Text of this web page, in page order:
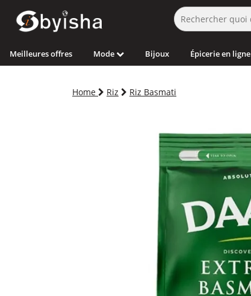
Meilleures offres Mode Bijoux Épicerie en ligne
Home Riz Riz Basmati